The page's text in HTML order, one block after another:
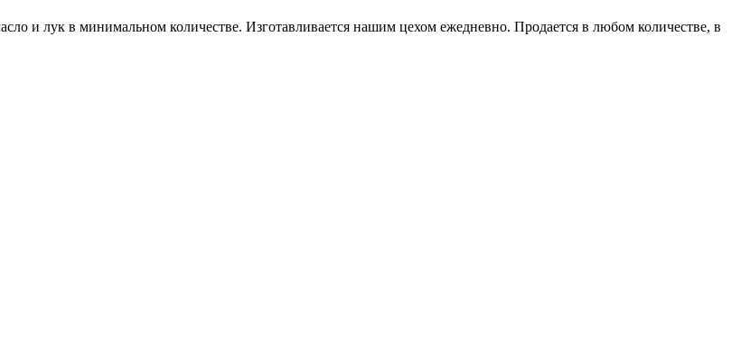
и лук в минимальном количестве. Изготавливается нашим цехом ежедневно. Продается в любом количестве, в